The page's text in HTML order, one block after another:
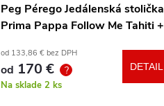
Peg Pérego Jedálenská stolička
Prima Pappa Follow Me Tahiti +
od 133,86 € bez DPH
od 170 € ?
Na sklade 2 ks
DETAIL